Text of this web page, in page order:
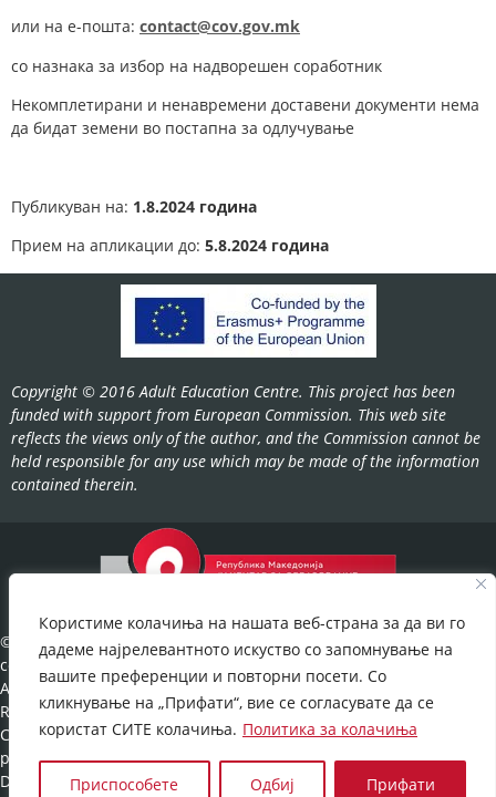
Користиме колачиња на нашата веб-страна за да ви го
дадеме најрелевантното искуство со запомнување на
вашите преференции и повторни посети. Со
кликнување на „Прифати“, вие се согласувате да се
користат СИТЕ колачиња. Политика за колачиња
Приспособете Одбиј Прифати
или на е-пошта: contact@cov.gov.mk
со назнака за избор на надворешен соработник
Некомплетирани и ненавремени доставени документи нема
да бидат земени во постапна за одлучување
Публикуван на: 1.8.2024 година
Прием на апликации до: 5.8.2024 година
Copyright © 2016 Adult Education Centre. This project has been
funded with support from European Commission. This web site
reflects the views only of the author, and the Commission cannot be
held responsible for any use which may be made of the information
contained therein.
©2022-
cov.gov.mk.
All Rights
Reserved.
Cookies
policy©
Developed